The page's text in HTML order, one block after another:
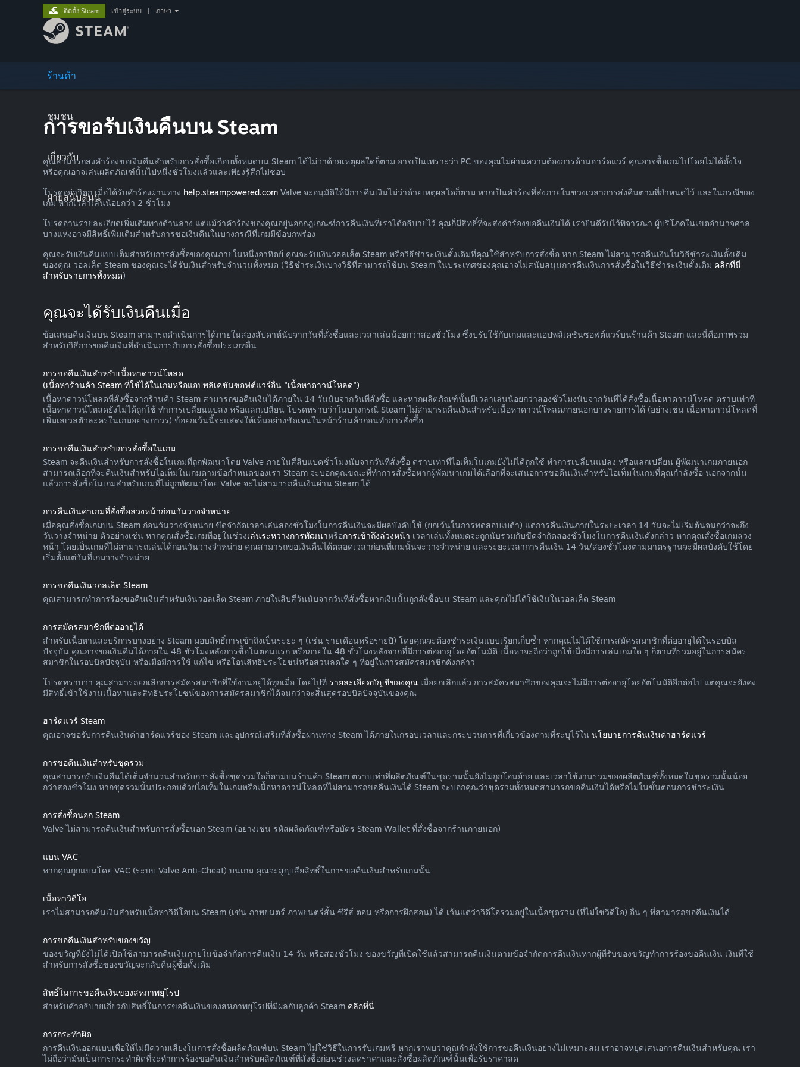
ร้านค้า
ชุมชน
เกี่ยวกับ
ฝ่ายสนับสนุน
ติดตั้ง Steam เข้าสู่ระบบ ภาษา
การขอรับเงินคืนบน Steam
คุณสามารถส่งคำร้องขอเงินคืนสำหรับการสั่งซื้อเกือบทั้งหมดบน Steam ได้ไม่ว่าด้วยเหตุผลใดก็ตาม อาจเป็นเพราะว่า PC ของคุณไม่ผ่านความต้องการด้านฮาร์ดแวร์ คุณอาจซื้อเกมไปโดยไม่ได้ตั้งใจ
หรือคุณอาจเล่นผลิตภัณฑ์นั้นไปหนึ่งชั่วโมงแล้วและเพียงรู้สึกไม่ชอบ
โปรดอย่าวิตก เมื่อได้รับคำร้องผ่านทาง help.steampowered.com Valve จะอนุมัติให้มีการคืนเงินไม่ว่าด้วยเหตุผลใดก็ตาม หากเป็นคำร้องที่ส่งภายในช่วงเวลาการส่งคืนตามที่กำหนดไว้ และในกรณีของ
เกม หากเวลาเล่นน้อยกว่า 2 ชั่วโมง
โปรดอ่านรายละเอียดเพิ่มเติมทางด้านล่าง แต่แม้ว่าคำร้องของคุณอยู่นอกกฎเกณฑ์การคืนเงินที่เราได้อธิบายไว้ คุณก็มีสิทธิ์ที่จะส่งคำร้องขอคืนเงินได้ เรายินดีรับไว้พิจารณา ผู้บริโภคในเขตอำนาจศาล
บางแห่งอาจมีสิทธิ์เพิ่มเติมสำหรับการขอเงินคืนในบางกรณีที่เกมมีข้อบกพร่อง
คุณจะรับเงินคืนแบบเต็มสำหรับการสั่งซื้อของคุณภายในหนึ่งอาทิตย์ คุณจะรับเงินวอลเล็ต Steam หรือวิธีชำระเงินดั้งเดิมที่คุณใช้สำหรับการสั่งซื้อ หาก Steam ไม่สามารถคืนเงินในวิธีชำระเงินดั้งเดิม
ของคุณ วอลเล็ต Steam ของคุณจะได้รับเงินสำหรับจำนวนทั้งหมด (วิธีชำระเงินบางวิธีที่สามารถใช้บน Steam ในประเทศของคุณอาจไม่สนับสนุนการคืนเงินการสั่งซื้อในวิธีชำระเงินดั้งเดิม คลิกที่นี่
สำหรับรายการทั้งหมด)
คุณจะได้รับเงินคืนเมื่อ
ข้อเสนอคืนเงินบน Steam สามารถดำเนินการได้ภายในสองสัปดาห์นับจากวันที่สั่งซื้อและเวลาเล่นน้อยกว่าสองชั่วโมง ซึ่งปรับใช้กับเกมและแอปพลิเคชันซอฟต์แวร์บนร้านค้า Steam และนี่คือภาพรวม
สำหรับวิธีการขอคืนเงินที่ดำเนินการกับการสั่งซื้อประเภทอื่น
การขอคืนเงินสำหรับเนื้อหาดาวน์โหลด
(เนื้อหาร้านค้า Steam ที่ใช้ได้ในเกมหรือแอปพลิเคชันซอฟต์แวร์อื่น "เนื้อหาดาวน์โหลด")
เนื้อหาดาวน์โหลดที่สั่งซื้อจากร้านค้า Steam สามารถขอคืนเงินได้ภายใน 14 วันนับจากวันที่สั่งซื้อ และหากผลิตภัณฑ์นั้นมีเวลาเล่นน้อยกว่าสองชั่วโมงนับจากวันที่ได้สั่งซื้อเนื้อหาดาวน์โหลด ตราบเท่าที่
เนื้อหาดาวน์โหลดยังไม่ได้ถูกใช้ ทำการเปลี่ยนแปลง หรือแลกเปลี่ยน โปรดทราบว่าในบางกรณี Steam ไม่สามารถคืนเงินสำหรับเนื้อหาดาวน์โหลดภายนอกบางรายการได้ (อย่างเช่น เนื้อหาดาวน์โหลดที่
เพิ่มเลเวลตัวละครในเกมอย่างถาวร) ข้อยกเว้นนี้จะแสดงให้เห็นอย่างชัดเจนในหน้าร้านค้าก่อนทำการสั่งซื้อ
การขอคืนเงินสำหรับการสั่งซื้อในเกม
Steam จะคืนเงินสำหรับการสั่งซื้อในเกมที่ถูกพัฒนาโดย Valve ภายในสี่สิบแปดชั่วโมงนับจากวันที่สั่งซื้อ ตราบเท่าที่ไอเท็มในเกมยังไม่ได้ถูกใช้ ทำการเปลี่ยนแปลง หรือแลกเปลี่ยน ผู้พัฒนาเกมภายนอก
สามารถเลือกที่จะคืนเงินสำหรับไอเท็มในเกมตามข้อกำหนดของเรา Steam จะบอกคุณขณะที่ทำการสั่งซื้อหากผู้พัฒนาเกมได้เลือกที่จะเสนอการขอคืนเงินสำหรับไอเท็มในเกมที่คุณกำลังซื้อ นอกจากนั้น
แล้วการสั่งซื้อในเกมสำหรับเกมที่ไม่ถูกพัฒนาโดย Valve จะไม่สามารถคืนเงินผ่าน Steam ได้
การคืนเงินค่าเกมที่สั่งซื้อล่วงหน้าก่อนวันวางจำหน่าย
เมื่อคุณสั่งซื้อเกมบน Steam ก่อนวันวางจำหน่าย ขีดจำกัดเวลาเล่นสองชั่วโมงในการคืนเงินจะมีผลบังคับใช้ (ยกเว้นในการทดสอบเบต้า) แต่การคืนเงินภายในระยะเวลา 14 วันจะไม่เริ่มต้นจนกว่าจะถึง
วันวางจำหน่าย ตัวอย่างเช่น หากคุณสั่งซื้อเกมที่อยู่ในช่วงเล่นระหว่างการพัฒนาหรือการเข้าถึงล่วงหน้า เวลาเล่นทั้งหมดจะถูกนับรวมกับขีดจำกัดสองชั่วโมงในการคืนเงินดังกล่าว หากคุณสั่งซื้อเกมล่วง
หน้า โดยเป็นเกมที่ไม่สามารถเล่นได้ก่อนวันวางจำหน่าย คุณสามารถขอเงินคืนได้ตลอดเวลาก่อนที่เกมนั้นจะวางจำหน่าย และระยะเวลาการคืนเงิน 14 วัน/สองชั่วโมงตามมาตรฐานจะมีผลบังคับใช้โดย
เริ่มตั้งแต่วันที่เกมวางจำหน่าย
การขอคืนเงินวอลเล็ต Steam
คุณสามารถทำการร้องขอคืนเงินสำหรับเงินวอลเล็ต Steam ภายในสิบสี่วันนับจากวันที่สั่งซื้อหากเงินนั้นถูกสั่งซื้อบน Steam และคุณไม่ได้ใช้เงินในวอลเล็ต Steam
การสมัครสมาชิกที่ต่ออายุได้
สำหรับเนื้อหาและบริการบางอย่าง Steam มอบสิทธิ์การเข้าถึงเป็นระยะ ๆ (เช่น รายเดือนหรือรายปี) โดยคุณจะต้องชำระเงินแบบเรียกเก็บซ้ำ หากคุณไม่ได้ใช้การสมัครสมาชิกที่ต่ออายุได้ในรอบบิล
ปัจจุบัน คุณอาจขอเงินคืนได้ภายใน 48 ชั่วโมงหลังการซื้อในตอนแรก หรือภายใน 48 ชั่วโมงหลังจากที่มีการต่ออายุโดยอัตโนมัติ เนื้อหาจะถือว่าถูกใช้เมื่อมีการเล่นเกมใด ๆ ก็ตามที่รวมอยู่ในการสมัคร
สมาชิกในรอบบิลปัจจุบัน หรือเมื่อมีการใช้ แก้ไข หรือโอนสิทธิประโยชน์หรือส่วนลดใด ๆ ที่อยู่ในการสมัครสมาชิกดังกล่าว
โปรดทราบว่า คุณสามารถยกเลิกการสมัครสมาชิกที่ใช้งานอยู่ได้ทุกเมื่อ โดยไปที่ รายละเอียดบัญชีของคุณ เมื่อยกเลิกแล้ว การสมัครสมาชิกของคุณจะไม่มีการต่ออายุโดยอัตโนมัติอีกต่อไป แต่คุณจะยังคง
มีสิทธิ์เข้าใช้งานเนื้อหาและสิทธิประโยชน์ของการสมัครสมาชิกได้จนกว่าจะสิ้นสุดรอบบิลปัจจุบันของคุณ
ฮาร์ดแวร์ Steam
คุณอาจขอรับการคืนเงินค่าฮาร์ดแวร์ของ Steam และอุปกรณ์เสริมที่สั่งซื้อผ่านทาง Steam ได้ภายในกรอบเวลาและกระบวนการที่เกี่ยวข้องตามที่ระบุไว้ใน นโยบายการคืนเงินค่าฮาร์ดแวร์
การขอคืนเงินสำหรับชุดรวม
คุณสามารถรับเงินคืนได้เต็มจำนวนสำหรับการสั่งซื้อชุดรวมใดก็ตามบนร้านค้า Steam ตราบเท่าที่ผลิตภัณฑ์ในชุดรวมนั้นยังไม่ถูกโอนย้าย และเวลาใช้งานรวมของผลิตภัณฑ์ทั้งหมดในชุดรวมนั้นน้อย
กว่าสองชั่วโมง หากชุดรวมนั้นประกอบด้วยไอเท็มในเกมหรือเนื้อหาดาวน์โหลดที่ไม่สามารถขอคืนเงินได้ Steam จะบอกคุณว่าชุดรวมทั้งหมดสามารถขอคืนเงินได้หรือไม่ในขั้นตอนการชำระเงิน
การสั่งซื้อนอก Steam
Valve ไม่สามารถคืนเงินสำหรับการสั่งซื้อนอก Steam (อย่างเช่น รหัสผลิตภัณฑ์หรือบัตร Steam Wallet ที่สั่งซื้อจากร้านภายนอก)
แบน VAC
หากคุณถูกแบนโดย VAC (ระบบ Valve Anti-Cheat) บนเกม คุณจะสูญเสียสิทธิ์ในการขอคืนเงินสำหรับเกมนั้น
เนื้อหาวิดีโอ
เราไม่สามารถคืนเงินสำหรับเนื้อหาวิดีโอบน Steam (เช่น ภาพยนตร์ ภาพยนตร์สั้น ซีรีส์ ตอน หรือการฝึกสอน) ได้ เว้นแต่ว่าวิดีโอรวมอยู่ในเนื้อชุดรวม (ที่ไม่ใช่วิดีโอ) อื่น ๆ ที่สามารถขอคืนเงินได้
การขอคืนเงินสำหรับของขวัญ
ของขวัญที่ยังไม่ได้เปิดใช้สามารถคืนเงินภายในข้อจำกัดการคืนเงิน 14 วัน หรือสองชั่วโมง ของขวัญที่เปิดใช้แล้วสามารถคืนเงินตามข้อจำกัดการคืนเงินหากผู้ที่รับของขวัญทำการร้องขอคืนเงิน เงินที่ใช้
สำหรับการสั่งซื้อของขวัญจะกลับคืนผู้ซื้อดั้งเดิม
สิทธิ์ในการขอคืนเงินของสหภาพยุโรป
สำหรับคำอธิบายเกี่ยวกับสิทธิ์ในการขอคืนเงินของสหภาพยุโรปที่มีผลกับลูกค้า Steam คลิกที่นี่
การกระทำผิด
การคืนเงินออกแบบเพื่อให้ไม่มีความเสี่ยงในการสั่งซื้อผลิตภัณฑ์บน Steam ไม่ใช่วิธีในการรับเกมฟรี หากเราพบว่าคุณกำลังใช้การขอคืนเงินอย่างไม่เหมาะสม เราอาจหยุดเสนอการคืนเงินสำหรับคุณ เรา
ไม่ถือว่ามันเป็นการกระทำผิดที่จะทำการร้องขอคืนเงินสำหรับผลิตภัณฑ์ที่สั่งซื้อก่อนช่วงลดราคาและสั่งซื้อผลิตภัณฑ์นั้นเพื่อรับราคาลด